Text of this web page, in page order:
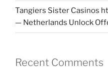
Tangiers Sister Casinos
— Netherlands Unlock
Recent Comments